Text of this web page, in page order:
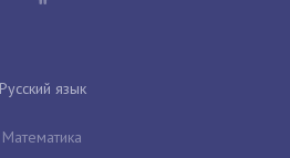
Русский язык
Математика